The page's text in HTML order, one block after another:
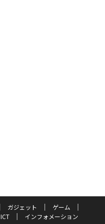
ガジェット
ゲーム
ICT インフォメーション